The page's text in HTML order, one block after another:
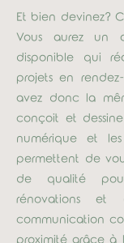
Et bien devinez?
Vous aurez un
disponible qui
projets en
avez donc la
conçoit et
numérique et
permettent de
de qualité
rénovations et
communication
proximité grâce à